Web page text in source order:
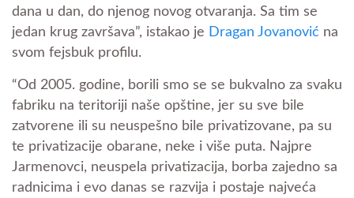
dana u dan, do njenog novog otvaranja. Sa tim se
jedan krug završava”, istakao je Dragan Jovanović na
svom fejsbuk profilu.
“Od 2005. godine, borili smo se se bukvalno za svaku
fabriku na teritoriji naše opštine, jer su sve bile
zatvorene ili su neuspešno bile privatizovane, pa su
te privatizacije obarane, neke i više puta. Najpre
Jarmenovci, neuspela privatizacija, borba zajedno sa
radnicima i evo danas se razvija i postaje najveća